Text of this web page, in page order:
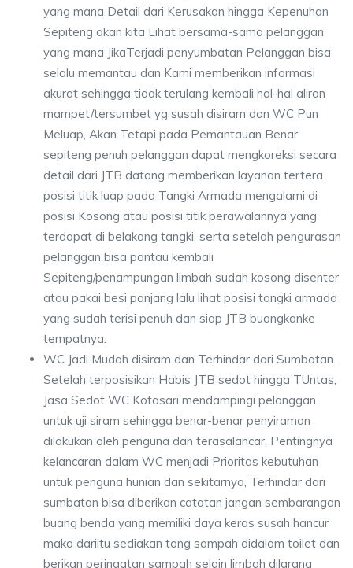
yang mana Detail dari Kerusakan hingga Kepenuhan
Sepiteng akan kita Lihat bersama-sama pelanggan
yang mana JikaTerjadi penyumbatan Pelanggan bisa
selalu memantau dan Kami memberikan informasi
akurat sehingga tidak terulang kembali hal-hal aliran
mampet/tersumbet yg susah disiram dan WC Pun
Meluap, Akan Tetapi pada Pemantauan Benar
sepiteng penuh pelanggan dapat mengkoreksi secara
detail dari JTB datang memberikan layanan tertera
posisi titik luap pada Tangki Armada mengalami di
posisi Kosong atau posisi titik perawalannya yang
terdapat di belakang tangki, serta setelah pengurasan
pelanggan bisa pantau kembali
Sepiteng/penampungan limbah sudah kosong disenter
atau pakai besi panjang lalu lihat posisi tangki armada
yang sudah terisi penuh dan siap JTB buangkanke
tempatnya.
WC Jadi Mudah disiram dan Terhindar dari Sumbatan.
Setelah terposisikan Habis JTB sedot hingga TUntas,
Jasa Sedot WC Kotasari mendampingi pelanggan
untuk uji siram sehingga benar-benar penyiraman
dilakukan oleh penguna dan terasalancar, Pentingnya
kelancaran dalam WC menjadi Prioritas kebutuhan
untuk penguna hunian dan sekitarnya, Terhindar dari
sumbatan bisa diberikan catatan jangan sembarangan
buang benda yang memiliki daya keras susah hancur
maka dariitu sediakan tong sampah didalam toilet dan
berikan peringatan sampah selain limbah dilarang